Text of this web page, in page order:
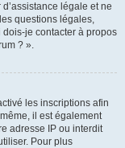
légale et ne
questions légales,
je contacter à propos
? ».
les inscriptions afin
il est également
adresse IP ou interdit
Pour plus